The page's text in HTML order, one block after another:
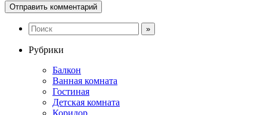
Рубрики
Балкон
Ванная комната
Гостиная
Детская комната
Коридор